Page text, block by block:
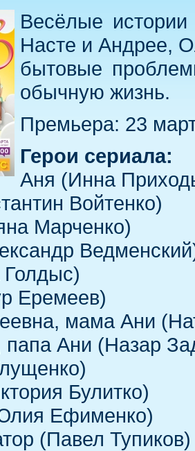
Весёлые
Насте и Андрее,
бытовые
обычную жизнь.
Премьера: 23
Герои сериала:
Аня (Инна
Войтенко)
Марченко)
Еремеев)
мама Ани
Ани (Назар
Булитко)
Ефименко)
(Павел Тупиков)